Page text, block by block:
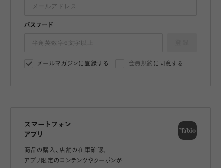
パスワード
メールマガジンに登録する 会員規約 に同意する
スマートフォン
アプリ
商品の購入、店舗の在庫確認、
アプリ限定のコンテンツやクーポンが